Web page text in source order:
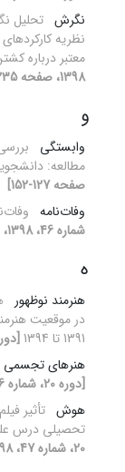
نگرش
نظریه
معتبر درباره‏
1398، صفحه 235-264]
و
وابستگی
مطالعه:
صفحه 127-152]
وفات‌نامه
شماره 46، 1398، صفحه 205-224]
ه
هنرمند نوظهور
در موقعیت
1391 تا 1394
[دوره 20، شماره 46،
هنرهای تجسمی
[دوره 20، شماره 46، 1398، صفحه 225-254]
هوش تأثیر
تحصیلی درس
20، شماره 47، 1398، صفحه 35-64]